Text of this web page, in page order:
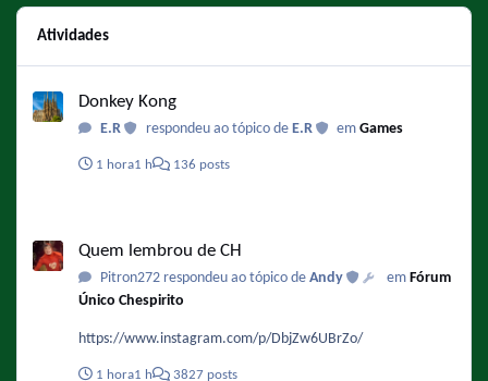
Atividades
Donkey Kong
E.R respondeu ao tópico de E.R emGames
1 hora1 h 136 posts
Quem lembrou de CH
Pitron272 respondeu ao tópico de Andy em Fórum
Único Chespirito
https://www.instagram.com/p/DbjZw6UBrZo/
1 hora1 h 3827 posts